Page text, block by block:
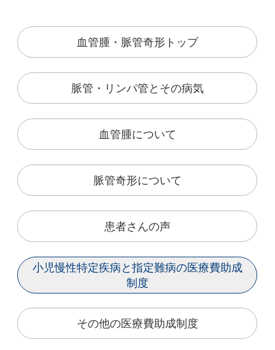
血管腫・脈管奇形トップ
脈管・リンパ管とその病気
血管腫について
脈管奇形について
患者さんの声
小児慢性特定疾病と指定難病の医療費助成
制度
その他の医療費助成制度